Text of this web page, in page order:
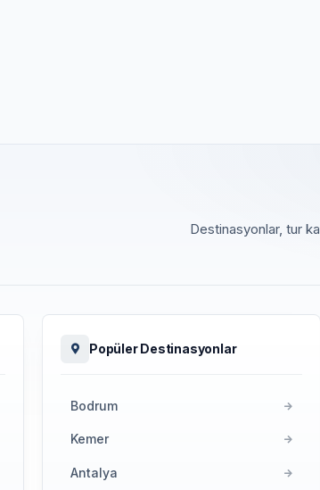
Destinasyonlar, tur
Popüler Destinasyonlar
Bodrum
Kemer
Antalya